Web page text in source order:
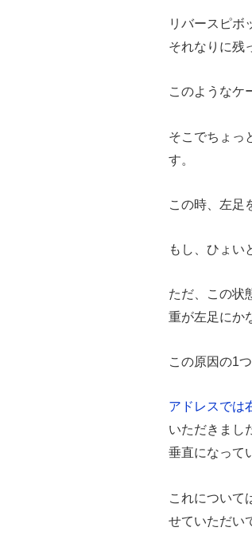
リバースピボ
それなりに残
このようなケ
そこでちょっ
す。
この時、左足
もし、ひょい
ただ、この状
重が左足にか
この原因の1
アドレスでは
いただきまし
垂直になって
これについて
せていただい